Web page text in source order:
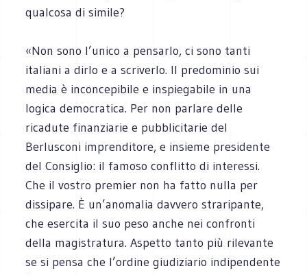
qualcosa di simile?
«Non sono l’unico a pensarlo, ci sono tanti
italiani a dirlo e a scriverlo. Il predominio sui
media è inconcepibile e inspiegabile in una
logica democratica. Per non parlare delle
ricadute finanziarie e pubblicitarie del
Berlusconi imprenditore, e insieme presidente
del Consiglio: il famoso conflitto di interessi.
Che il vostro premier non ha fatto nulla per
dissipare. È un’anomalia davvero straripante,
che esercita il suo peso anche nei confronti
della magistratura. Aspetto tanto più rilevante
se si pensa che l’ordine giudiziario indipendente